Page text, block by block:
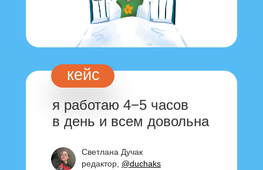
Светлана Дучак
редактор, @duchaks
я работаю 4−5 часов
в день и всем довольна
кейс